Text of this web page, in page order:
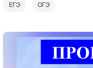
ЕГЭ ОГЭ